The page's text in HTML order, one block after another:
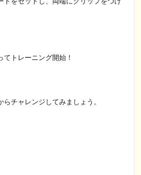
トレーニング開始！
チャレンジしてみましょう。